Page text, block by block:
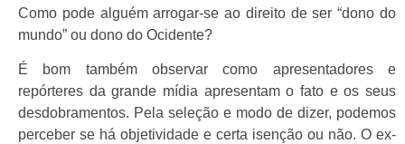
Como pode alguém arrogar-se ao direito de ser “dono do
mundo” ou dono do Ocidente?
É bom também observar como apresentadores e
repórteres da grande mídia apresentam o fato e os seus
desdobramentos. Pela seleção e modo de dizer, podemos
perceber se há objetividade e certa isenção ou não. O ex-